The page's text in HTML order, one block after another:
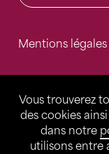
Vous trouverez
des cookies
dans notre
utilisons entre
Mentions légales